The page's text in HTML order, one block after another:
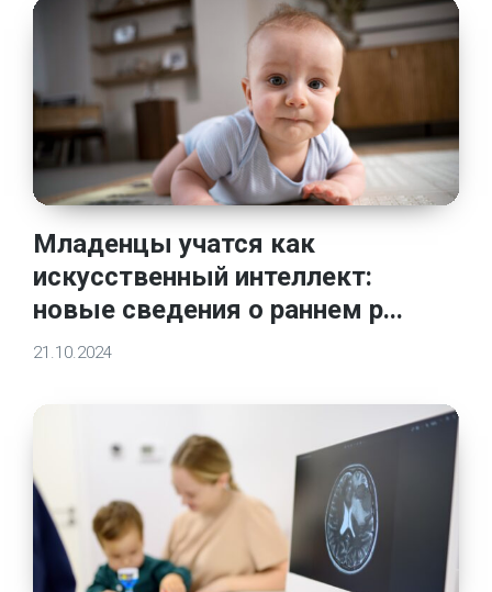
Младенцы учатся как
искусственный интеллект:
новые сведения о раннем р...
21.10.2024